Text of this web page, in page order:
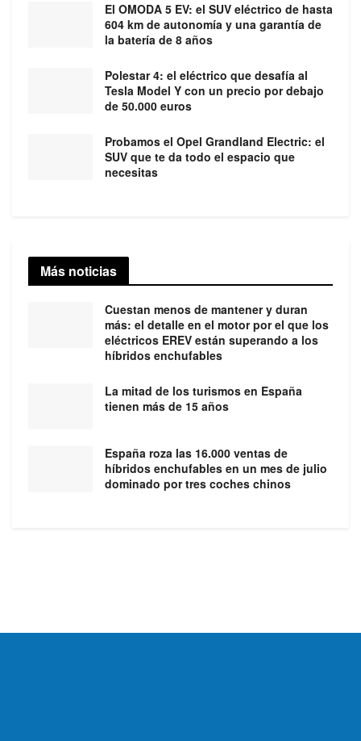
El OMODA 5 EV: el SUV eléctrico de hasta
604 km de autonomía y una garantía de
la batería de 8 años
Polestar 4: el eléctrico que desafía al
Tesla Model Y con un precio por debajo
de 50.000 euros
Probamos el Opel Grandland Electric: el
SUV que te da todo el espacio que
necesitas
Más noticias
Cuestan menos de mantener y duran
más: el detalle en el motor por el que los
eléctricos EREV están superando a los
híbridos enchufables
La mitad de los turismos en España
tienen más de 15 años
España roza las 16.000 ventas de
híbridos enchufables en un mes de julio
dominado por tres coches chinos